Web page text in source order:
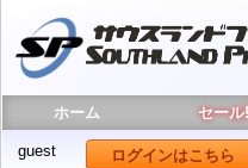
ホーム セール
guest ログインはこちら